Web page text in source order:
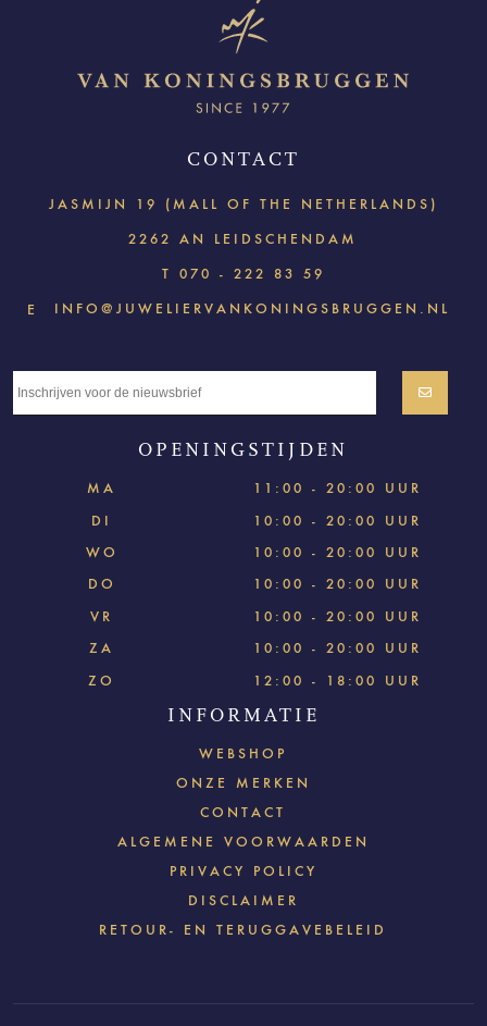
CONTACT
JASMIJN 19 (MALL OF THE NETHERLANDS)
2262 AN LEIDSCHENDAM
T 070 - 222 83 59
E INFO@JUWELIERVANKONINGSBRUGGEN.NL
OPENINGSTIJDEN
MA
11:00 - 20:00 UUR
DI
10:00 - 20:00 UUR
WO
10:00 - 20:00 UUR
DO
10:00 - 20:00 UUR
VR
10:00 - 20:00 UUR
ZA
10:00 - 20:00 UUR
ZO
12:00 - 18:00 UUR
INFORMATIE
WEBSHOP
ONZE MERKEN
CONTACT
ALGEMENE VOORWAARDEN
PRIVACY POLICY
DISCLAIMER
RETOUR- EN TERUGGAVEBELEID